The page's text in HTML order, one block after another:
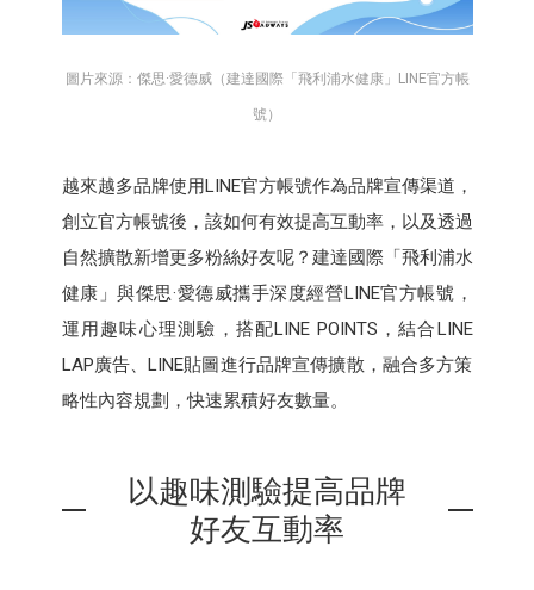
圖片來源：傑思·愛德威（建達國際「飛利浦水健康」LINE官方帳
號）
越來越多品牌使用LINE官方帳號作為品牌宣傳渠道，
創立官方帳號後，該如何有效提高互動率，以及透過
自然擴散新增更多粉絲好友呢？建達國際「飛利浦水
健康」與傑思·愛德威攜手深度經營LINE官方帳號，
運用趣味心理測驗，搭配LINE POINTS，結合LINE
LAP廣告、LINE貼圖進行品牌宣傳擴散，融合多方策
略性內容規劃，快速累積好友數量。
以趣味測驗提高品牌
好友互動率